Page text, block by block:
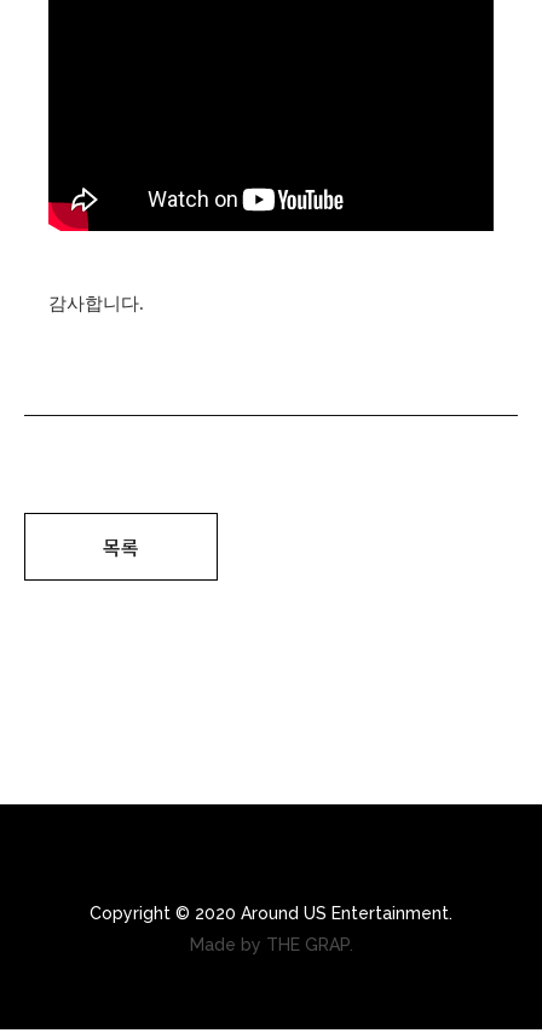
감사합니다.
목록
Copyright © 2020 Around US Entertainment.
Made by THE GRAP.